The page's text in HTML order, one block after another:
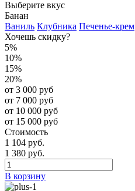
Выберите вкус
Банан
Ваниль Клубника Печенье-крем
Хочешь скидку?
5%
10%
15%
20%
от 3 000 руб
от 7 000 руб
от 10 000 руб
от 15 000 руб
Стоимость
1 104 руб.
1 380 руб.
В корзину